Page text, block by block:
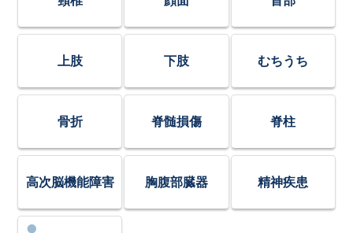
上肢 下肢 むちうち
骨折 脊髄損傷 脊柱
高次脳機能障害 胸腹部臓器 精神疾患